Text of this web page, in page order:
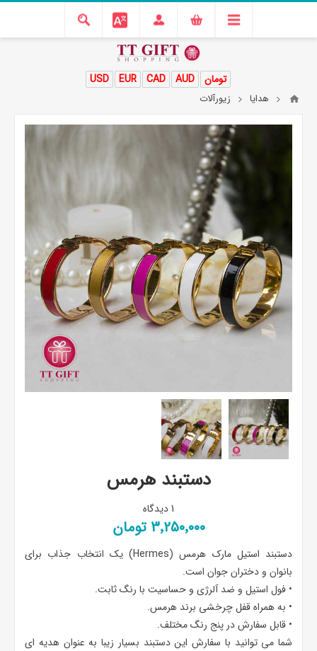
USD EUR CAD AUD تومان
هدایا زیورآلات
دستبند هرمس
1 دیدگاه
3٬250٬000 تومان
دستبند استیل مارک هرمس (Hermes) یک انتخاب جذاب برای
بانوان و دختران جوان است.
• فول استیل و ضد آلرژی و حساسیت با رنگ ثابت.
• به همراه قفل چرخشی برند هرمس.
• قابل سفارش در پنج رنگ مختلف.
شما می توانید با سفارش این دستبند بسیار زیبا به عنوان هدیه ای